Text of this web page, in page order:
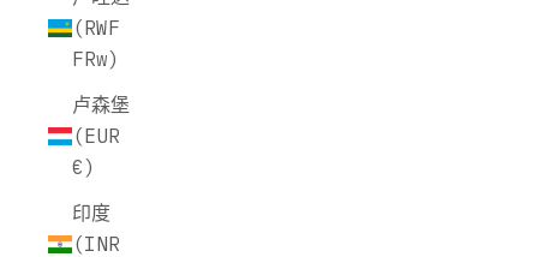
(RWF
FRw)
卢森堡
(EUR
€)
印度
(INR